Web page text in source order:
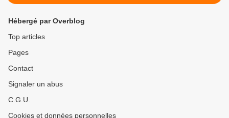
Hébergé par Overblog
Top articles
Pages
Contact
Signaler un abus
C.G.U.
Cookies et données personnelles